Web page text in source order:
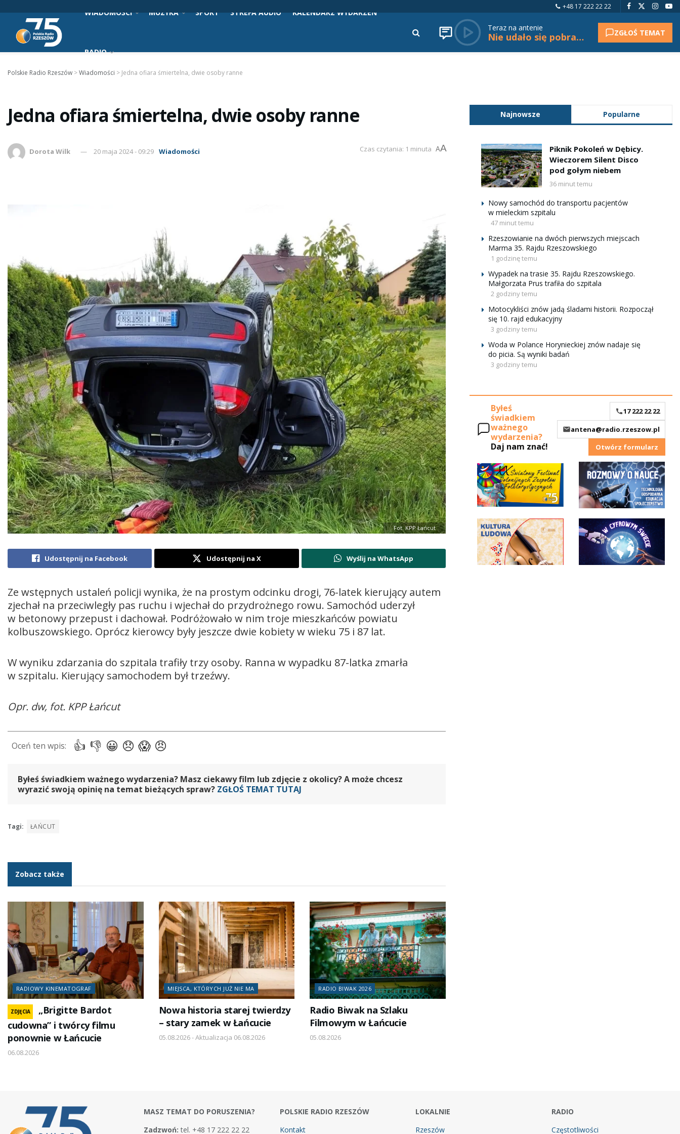
+48 17 222 22 22
WIADOMOŚCI MUZYKA SPORT STREFA AUDIO KALENDARZ WYDARZEŃ
RADIO
Teraz na antenie
Nie udało się pobrać tytułu. ZGŁOŚ TEMAT
Polskie Radio Rzeszów >Wiadomości > Jedna ofiara śmiertelna, dwie osoby ranne
Jedna ofiara śmiertelna, dwie osoby ranne
Dorota Wilk 20 maja 2024 - 09:29 Wiadomości Czas czytania: 1 minuta AA
Fot. KPP Łańcut
Udostępnij na Facebook Udostępnij na X Wyślij na WhatsApp
Ze wstępnych ustaleń policji wynika, że na prostym odcinku drogi, 76-latek kierujący autem
zjechał na przeciwległy pas ruchu i wjechał do przydrożnego rowu. Samochód uderzył
w betonowy przepust i dachował. Podróżowało w nim troje mieszkańców powiatu
kolbuszowskiego. Oprócz kierowcy były jeszcze dwie kobiety w wieku 75 i 87 lat.
W wyniku zdarzania do szpitala trafiły trzy osoby. Ranna w wypadku 87-latka zmarła
w szpitalu. Kierujący samochodem był trzeźwy.
Opr. dw, fot. KPP Łańcut
Byłeś świadkiem ważnego wydarzenia? Masz ciekawy film lub zdjęcie z okolicy? A może chcesz
wyrazić swoją opinię na temat bieżących spraw? ZGŁOŚ TEMAT TUTAJ
Tagi: ŁAŃCUT
Zobacz także
RADIOWY KINEMATOGRAF
ZDJĘCIA
„Brigitte Bardot
cudowna” i twórcy filmu
ponownie w Łańcucie
06.08.2026
MIEJSCA, KTÓRYCH JUŻ NIE MA
Nowa historia starej twierdzy
– stary zamek w Łańcucie
05.08.2026 - Aktualizacja 06.08.2026
RADIO BIWAK 2026
Radio Biwak na Szlaku
Filmowym w Łańcucie
05.08.2026
Najnowsze Popularne
Piknik Pokoleń w Dębicy.
Wieczorem Silent Disco
pod gołym niebem
36 minut temu
Nowy samochód do transportu pacjentów
w mieleckim szpitalu
47 minut temu
Rzeszowianie na dwóch pierwszych miejscach
Marma 35. Rajdu Rzeszowskiego
1 godzinę temu
Wypadek na trasie 35. Rajdu Rzeszowskiego.
Małgorzata Prus trafiła do szpitala
2 godziny temu
Motocykliści znów jadą śladami historii. Rozpoczął
się 10. rajd edukacyjny
3 godziny temu
Woda w Polance Horynieckiej znów nadaje się
do picia. Są wyniki badań
3 godziny temu
Byłeś
świadkiem
ważnego
wydarzenia?
Daj nam znać!
17 222 22 22
antena@radio.rzeszow.pl
Otwórz formularz
MASZ TEMAT DO PORUSZENIA?
Zadzwoń: tel. +48 17 222 22 22
POLSKIE RADIO RZESZÓW
Kontakt
LOKALNIE
Rzeszów
RADIO
Częstotliwości